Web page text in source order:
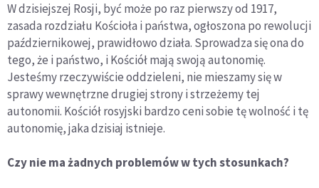
W dzisiejszej Rosji, być może po raz pierwszy od 1917,
zasada rozdziału Kościoła i państwa, ogłoszona po rewolucji
październikowej, prawidłowo działa. Sprowadza się ona do
tego, że i państwo, i Kościół mają swoją autonomię.
Jesteśmy rzeczywiście oddzieleni, nie mieszamy się w
sprawy wewnętrzne drugiej strony i strzeżemy tej
autonomii. Kościół rosyjski bardzo ceni sobie tę wolność i tę
autonomię, jaka dzisiaj istnieje.
Czy nie ma żadnych problemów w tych stosunkach?